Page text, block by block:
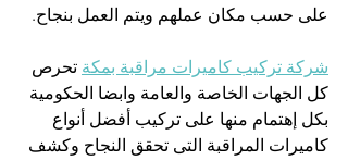
على حسب مكان عملهم ويتم العمل بنجاح.
شركة تركيب كاميرات مراقبة بمكة تحرص
كل الجهات الخاصة والعامة وابضا الحكومية
بكل إهتمام منها على تركيب أفضل أنواع
كاميرات المراقبة التى تحقق النجاح وكشف